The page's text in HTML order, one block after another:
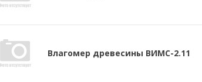
Влагомер древесины ВИМС-2.11